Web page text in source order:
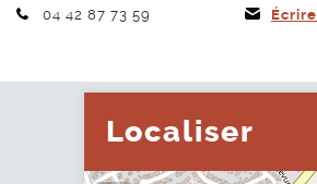
Téléphone :
04 42 87 73 59 Écrire
Localiser